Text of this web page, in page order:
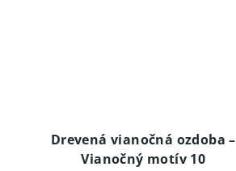
Drevená vianočná ozdoba –
Vianočný motív 10